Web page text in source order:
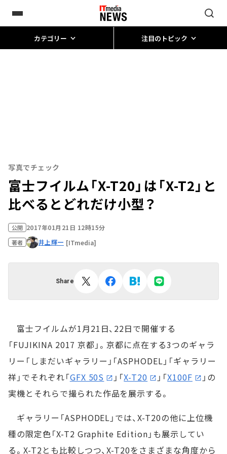
カテゴリー 注目のトピック
写真でチェック
富士フイルム「X-T20」は「X-T2」と
比べるとどれだけ小型？
公開 2017年01月21日 12時15分
著者 井上輝一 [ITmedia]
Share
富士フイルムが1月21日、22日で開催する
「FUJIKINA 2017 京都」。京都に点在する3つのギャラ
リー「しまだいギャラリー」「ASPHODEL」「ギャラリー
祥」でそれぞれ「GFX 50S 」「X-T20 」「X100F
」の
実機とそれらで撮られた作品を展示する。
ギャラリー「ASPHODEL」では、X-T20の他に上位機
種の限定色「X-T2 Graphite Edition」も展示してい
る。X-T2とも比較しつつ、X-T20をさまざまな角度から